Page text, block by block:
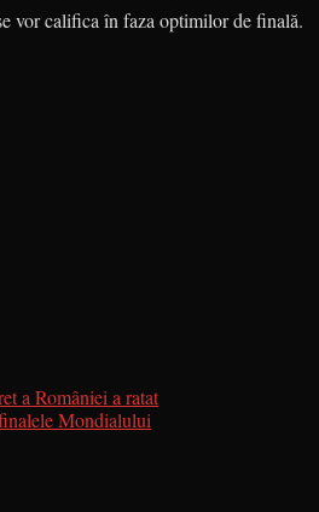
vor califica în faza optimilor de finală.
a României a ratat
Mondialului